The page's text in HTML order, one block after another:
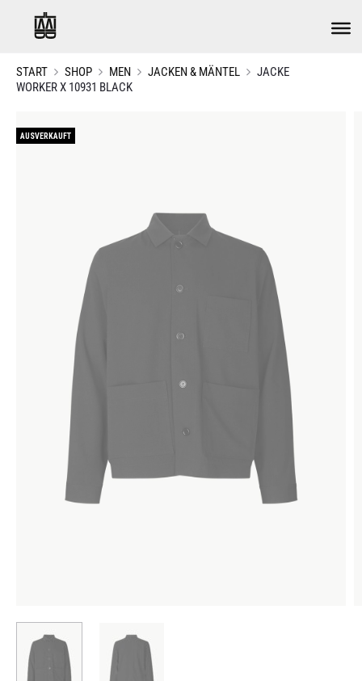
START SHOP MEN JACKEN & MÄNTEL
JACKE
WORKER X 10931 BLACK
AUSVERKAUFT